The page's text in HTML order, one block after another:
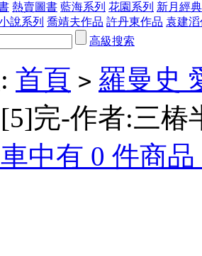
熱賣圖書 藍海系列 花園系列 新月經
說系列 喬靖夫作品 許丹東作品 袁建
高級搜索
首頁 > 羅曼史
完-作者:三椿
中有 0 件商